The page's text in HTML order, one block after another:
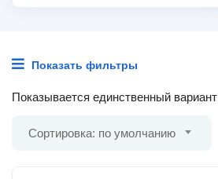
Показать фильтры
Показывается единственный вариант
Сортировка: по умолчанию